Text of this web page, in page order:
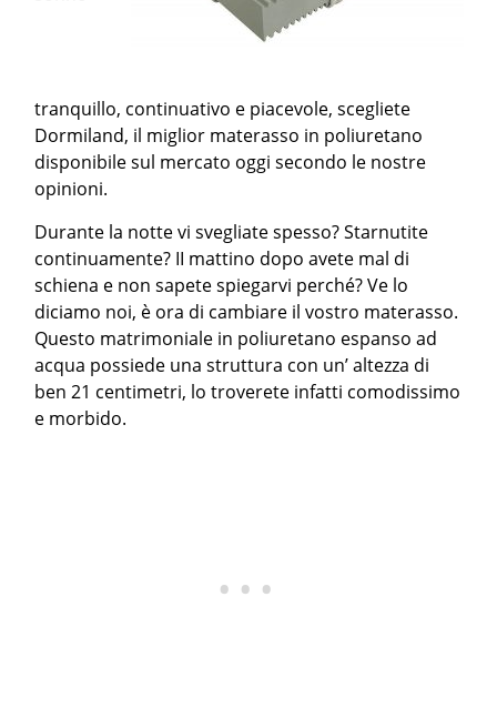
tranquillo, continuativo e piacevole, scegliete
Dormiland, il miglior materasso in poliuretano
disponibile sul mercato oggi secondo le nostre
opinioni.
Durante la notte vi svegliate spesso? Starnutite
continuamente? II mattino dopo avete mal di
schiena e non sapete spiegarvi perché? Ve lo
diciamo noi, è ora di cambiare il vostro materasso.
Questo matrimoniale in poliuretano espanso ad
acqua possiede una struttura con un’ altezza di
ben 21 centimetri, lo troverete infatti comodissimo
e morbido.